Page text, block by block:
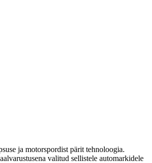
ja motorspordist pärit tehnoloogia.
valitud sellistele automarkidele